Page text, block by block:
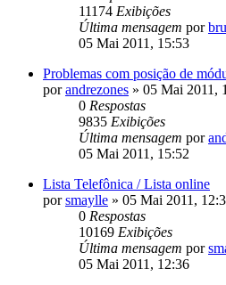
11174 Exibições
Última mensagem por
05 Mai 2011, 15:53
Problemas com posição de
porandrezones » 05 Mai 2011,
0 Respostas
9835 Exibições
Última mensagem por
05 Mai 2011, 15:52
Lista Telefônica / Lista online
porsmaylle » 05 Mai 2011,
0 Respostas
10169 Exibições
Última mensagem por
05 Mai 2011, 12:36